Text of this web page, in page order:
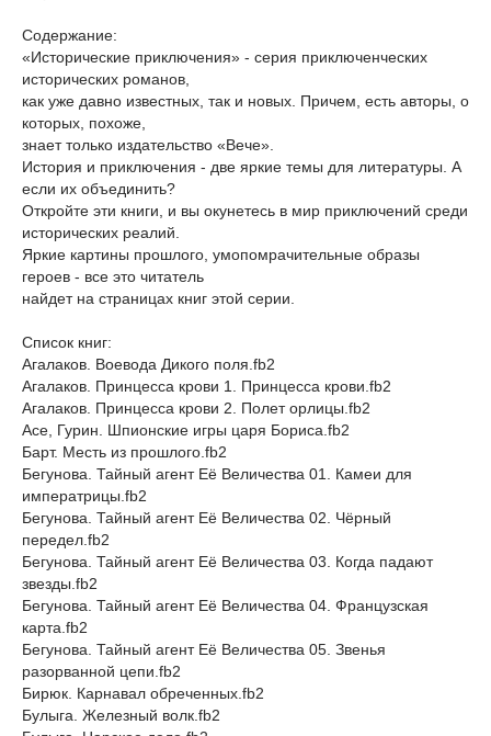
Содержание:
«Исторические приключения» - серия приключенческих
исторических романов,
как уже давно известных, так и новых. Причем, есть авторы, о
которых, похоже,
знает только издательство «Вече».
История и приключения - две яркие темы для литературы. А
если их объединить?
Откройте эти книги, и вы окунетесь в мир приключений среди
исторических реалий.
Яркие картины прошлого, умопомрачительные образы
героев - все это читатель
найдет на страницах книг этой серии.
Список книг:
Агалаков. Воевода Дикого поля.fb2
Агалаков. Принцесса крови 1. Принцесса крови.fb2
Агалаков. Принцесса крови 2. Полет орлицы.fb2
Асе, Гурин. Шпионские игры царя Бориса.fb2
Барт. Месть из прошлого.fb2
Бегунова. Тайный агент Её Величества 01. Камеи для
императрицы.fb2
Бегунова. Тайный агент Её Величества 02. Чёрный
передел.fb2
Бегунова. Тайный агент Её Величества 03. Когда падают
звезды.fb2
Бегунова. Тайный агент Её Величества 04. Французская
карта.fb2
Бегунова. Тайный агент Её Величества 05. Звенья
разорванной цепи.fb2
Бирюк. Карнавал обреченных.fb2
Булыга. Железный волк.fb2